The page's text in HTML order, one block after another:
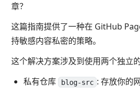
章？
这篇指南提供了一种在 GitHub
持敏感内容私密的策略。
这个解决方案涉及到使用两个独立
私有仓库 blog-src : 存放你的